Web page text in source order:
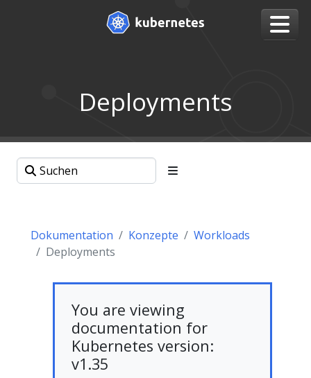
Deployments
Dokumentation Konzepte
Workloads
Deployments
You are viewing
documentation for
Kubernetes version:
v1.35